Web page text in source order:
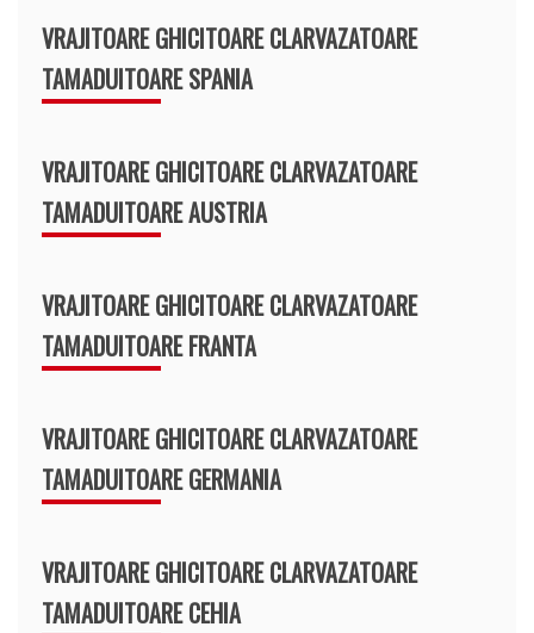
VRAJITOARE GHICITOARE CLARVAZATOARE
TAMADUITOARE SPANIA
VRAJITOARE GHICITOARE CLARVAZATOARE
TAMADUITOARE AUSTRIA
VRAJITOARE GHICITOARE CLARVAZATOARE
TAMADUITOARE FRANTA
VRAJITOARE GHICITOARE CLARVAZATOARE
TAMADUITOARE GERMANIA
VRAJITOARE GHICITOARE CLARVAZATOARE
TAMADUITOARE CEHIA